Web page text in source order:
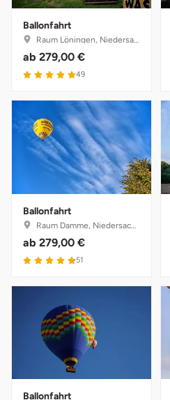
Ballonfahrt
Raum Löningen, Niedersachsen
ab 279,00 €
49
Ballonfahrt
Raum Damme, Niedersachsen
ab 279,00 €
51
Ballonfahrt